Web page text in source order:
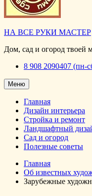
НА ВСЕ РУКИ МАСТЕР
Дом, сад и огород твоей
8 908 2090407 (пн-
Меню
Главная
Дизайн интерьера
Стройка и ремонт
Ландшафтный
Сад и огород
Полезные советы
Главная
Об известных
Зарубежные